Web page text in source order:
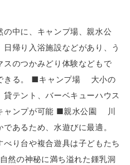
中に、キャンプ場、親水公
帰り入浴施設などがあり、う
スのつかみどり体験などもで
きる。 ■キャンプ場 大小の
テント、バーベキューハウス
ャンプが可能 ■親水公園 川
あるため、水遊びに最適。
り台や複合遊具は子どもたち
の神秘に満ち溢れた鍾乳洞